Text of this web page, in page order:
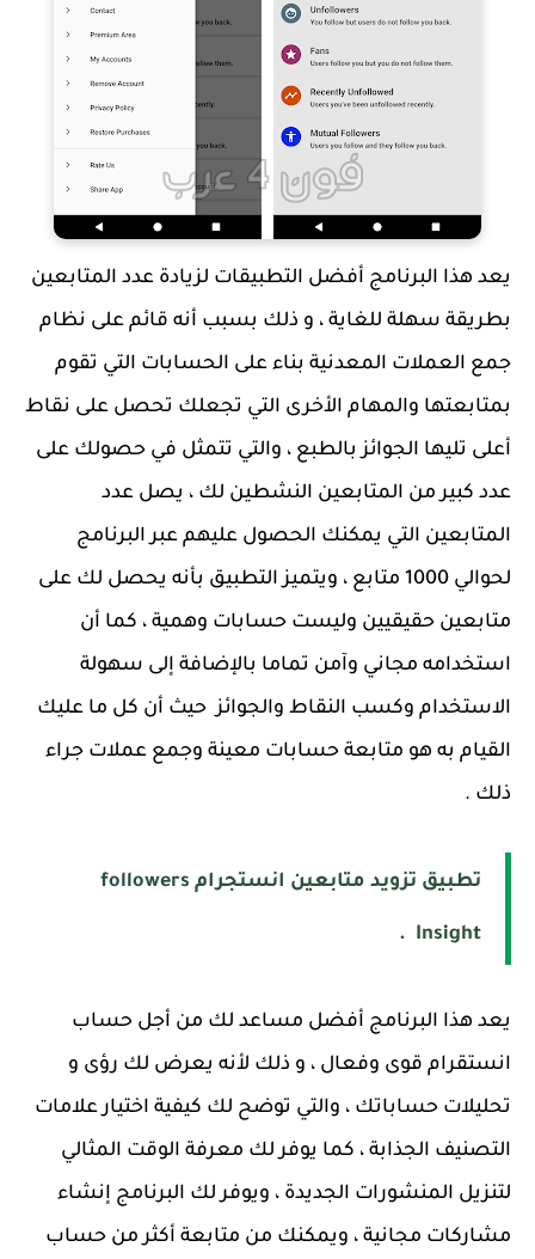
يعد هذا البرنامج أفضل التطبيقات لزيادة عدد المتابعين
بطريقة سهلة للغاية ، و ذلك بسبب أنه قائم على نظام
جمع العملات المعدنية بناء على الحسابات التي تقوم
بمتابعتها والمهام الأخرى التي تجعلك تحصل على نقاط
أعلى تليها الجوائز بالطبع ، والتي تتمثل في حصولك على
عدد كبير من المتابعين النشطين لك ، يصل عدد
المتابعين التي يمكنك الحصول عليهم عبر البرنامج
لحوالي 1000 متابع ، ويتميز التطبيق بأنه يحصل لك على
متابعين حقيقيين وليست حسابات وهمية ، كما أن
استخدامه مجاني وآمن تماما بالإضافة إلى سهولة
الاستخدام وكسب النقاط والجوائز حيث أن كل ما عليك
القيام به هو متابعة حسابات معينة وجمع عملات جراء
ذلك .
تطبيق تزويد متابعين انستجرام followers
Insight .
يعد هذا البرنامج أفضل مساعد لك من أجل حساب
انستقرام قوى وفعال ، و ذلك لأنه يعرض لك رؤى و
تحليلات حساباتك ، والتي توضح لك كيفية اختيار علامات
التصنيف الجذابة ، كما يوفر لك معرفة الوقت المثالي
لتنزيل المنشورات الجديدة ، ويوفر لك البرنامج إنشاء
مشاركات مجانية ، ويمكنك من متابعة أكثر من حساب